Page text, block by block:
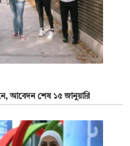
আবেদন শেষ ১৫ জানুয়ারি